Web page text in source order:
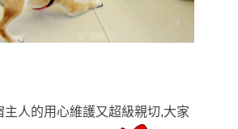
人的用心維護又超級親切,大家